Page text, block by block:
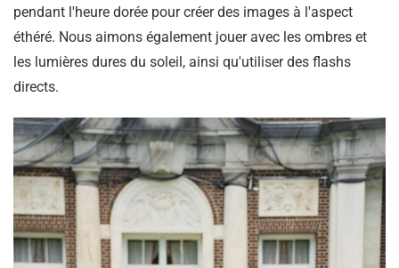
pendant l'heure dorée pour créer des images à l'aspect
éthéré. Nous aimons également jouer avec les ombres et
les lumières dures du soleil, ainsi qu'utiliser des flashs
directs.